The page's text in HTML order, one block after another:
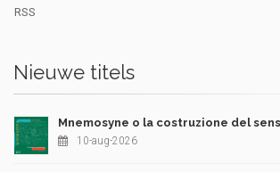
RSS
Nieuwe titels
Mnemosyne o la costruzione del
10-aug-2026